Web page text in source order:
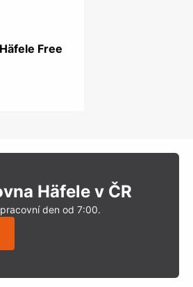
Free
Häfele v ČR
den od 7:00.